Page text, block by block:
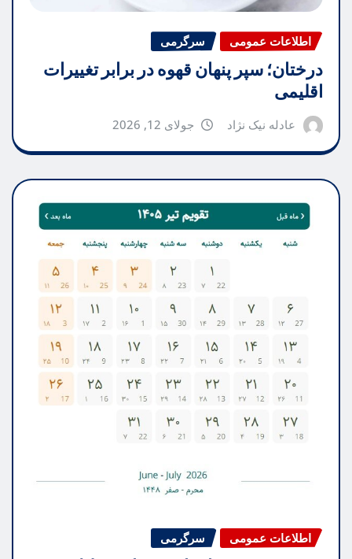
اطلاعات عمومی سرگرمی
درختان؛ سپر پنهان قهوه در برابر تغییرات
اقلیمی
عادله نیک نژاد جولای 12, 2026
اطلاعات عمومی سرگرمی